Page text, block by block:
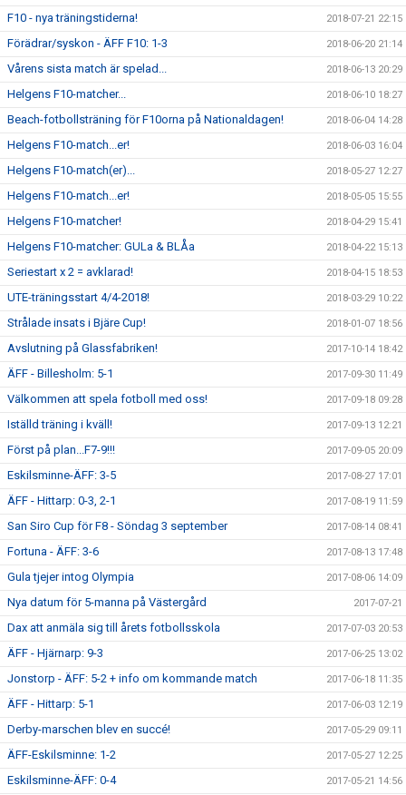
F10 - nya träningstiderna! 2018-07-21 22:15
Förädrar/syskon - ÄFF F10: 1-3 2018-06-20 21:14
Vårens sista match är spelad... 2018-06-13 20:29
Helgens F10-matcher... 2018-06-10 18:27
Beach-fotbollsträning för F10orna på Nationaldagen! 2018-06-04 14:28
Helgens F10-match...er! 2018-06-03 16:04
Helgens F10-match(er)... 2018-05-27 12:27
Helgens F10-match...er! 2018-05-05 15:55
Helgens F10-matcher! 2018-04-29 15:41
Helgens F10-matcher: GULa & BLÅa 2018-04-22 15:13
Seriestart x 2 = avklarad! 2018-04-15 18:53
UTE-träningsstart 4/4-2018! 2018-03-29 10:22
Strålade insats i Bjäre Cup! 2018-01-07 18:56
Avslutning på Glassfabriken! 2017-10-14 18:42
ÄFF - Billesholm: 5-1 2017-09-30 11:49
Välkommen att spela fotboll med oss! 2017-09-18 09:28
Iställd träning i kväll! 2017-09-13 12:21
Först på plan...F7-9!!! 2017-09-05 20:09
Eskilsminne-ÄFF: 3-5 2017-08-27 17:01
ÄFF - Hittarp: 0-3, 2-1 2017-08-19 11:59
San Siro Cup för F8 - Söndag 3 september 2017-08-14 08:41
Fortuna - ÄFF: 3-6 2017-08-13 17:48
Gula tjejer intog Olympia 2017-08-06 14:09
Nya datum för 5-manna på Västergård 2017-07-21
Dax att anmäla sig till årets fotbollsskola 2017-07-03 20:53
ÄFF - Hjärnarp: 9-3 2017-06-25 13:02
Jonstorp - ÄFF: 5-2 + info om kommande match 2017-06-18 11:35
ÄFF - Hittarp: 5-1 2017-06-03 12:19
Derby-marschen blev en succé! 2017-05-29 09:11
ÄFF-Eskilsminne: 1-2 2017-05-27 12:25
Eskilsminne-ÄFF: 0-4 2017-05-21 14:56